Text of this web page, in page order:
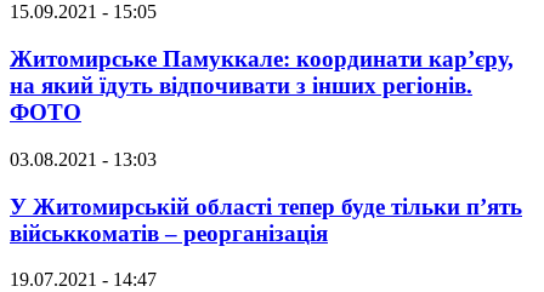
15.09.2021 - 15:05
Житомирське Памуккале: координати кар’єру,
на який їдуть відпочивати з інших регіонів.
ФОТО
03.08.2021 - 13:03
У Житомирській області тепер буде тільки п’ять
військкоматів – реорганізація
19.07.2021 - 14:47